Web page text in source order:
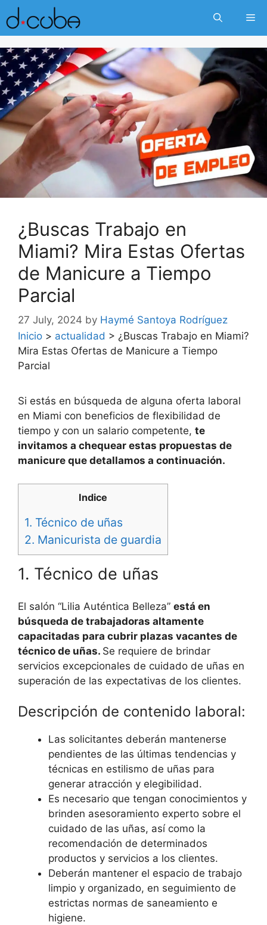
Skip
to
content
¿Buscas Trabajo en
Miami? Mira Estas Ofertas
de Manicure a Tiempo
Parcial
27 July, 2024 by Haymé Santoya Rodríguez
Inicio > actualidad > ¿Buscas Trabajo en Miami?
Mira Estas Ofertas de Manicure a Tiempo
Parcial
Si estás en búsqueda de alguna oferta laboral
en Miami con beneficios de flexibilidad de
tiempo y con un salario competente, te
invitamos a chequear estas propuestas de
manicure que detallamos a continuación.
Indice
1. Técnico de uñas
2. Manicurista de guardia
1. Técnico de uñas
El salón “Lilia Auténtica Belleza” está en
búsqueda de trabajadoras altamente
capacitadas para cubrir plazas vacantes de
técnico de uñas. Se requiere de brindar
servicios excepcionales de cuidado de uñas en
superación de las expectativas de los clientes.
Descripción de contenido laboral:
Las solicitantes deberán mantenerse
pendientes de las últimas tendencias y
técnicas en estilismo de uñas para
generar atracción y elegibilidad.
Es necesario que tengan conocimientos y
brinden asesoramiento experto sobre el
cuidado de las uñas, así como la
recomendación de determinados
productos y servicios a los clientes.
Deberán mantener el espacio de trabajo
limpio y organizado, en seguimiento de
estrictas normas de saneamiento e
higiene.